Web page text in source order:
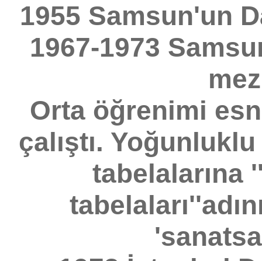
1955 Samsun'un
1967-1973
Orta öğrenimi
çalıştı.
tabelalarına